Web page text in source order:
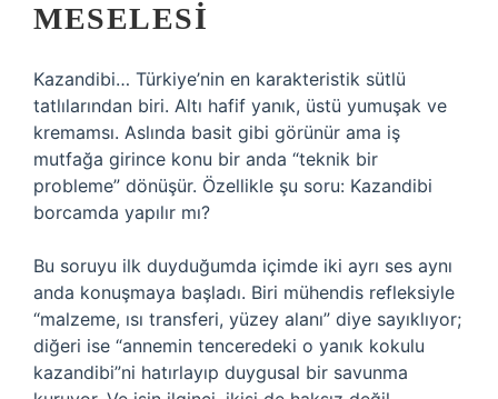
MESELESI
Kazandibi… Türkiye’nin en karakteristik sütlü
tatlılarından biri. Altı hafif yanık, üstü yumuşak ve
kremamsı. Aslında basit gibi görünür ama iş
mutfağa girince konu bir anda “teknik bir
probleme” dönüşür. Özellikle şu soru: Kazandibi
borcamda yapılır mı?
Bu soruyu ilk duyduğumda içimde iki ayrı ses aynı
anda konuşmaya başladı. Biri mühendis refleksiyle
“malzeme, ısı transferi, yüzey alanı” diye sayıklıyor;
diğeri ise “annemin tenceredeki o yanık kokulu
kazandibi”ni hatırlayıp duygusal bir savunma